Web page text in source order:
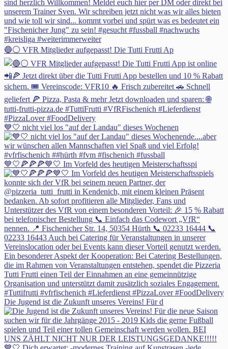
🔵⚪ VFR Mitglieder aufgepasst! Die Tutti Frutti Ap
💙🤍 nicht viel los "auf der Landau" dieses Wochenen
💙🤍🍕🍕🍕💙🤍 Im Vorfeld des heutigen Meisterschaftsspi
Die Jugend ist die Zukunft unseres Vereins! Für d